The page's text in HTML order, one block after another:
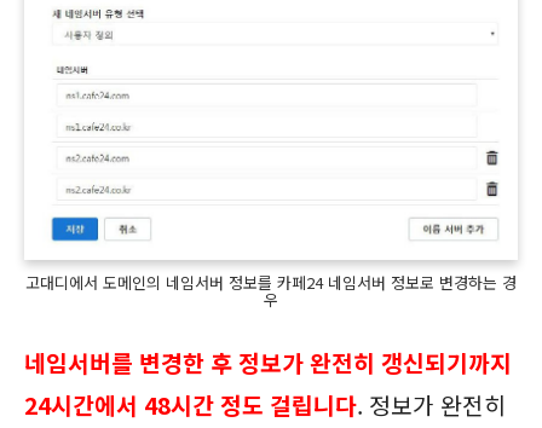
고대디에서 도메인의 네임서버 정보를 카페24 네임서버 정보로 변경하는 경
우
네임서버를 변경한 후 정보가 완전히 갱신되기까지
24시간에서 48시간 정도 걸립니다. 정보가 완전히